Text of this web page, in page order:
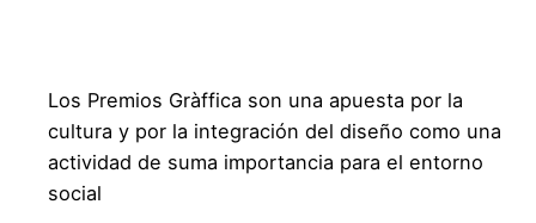
Los Premios Gràffica son una apuesta por la
cultura y por la integración del diseño como una
actividad de suma importancia para el entorno
social